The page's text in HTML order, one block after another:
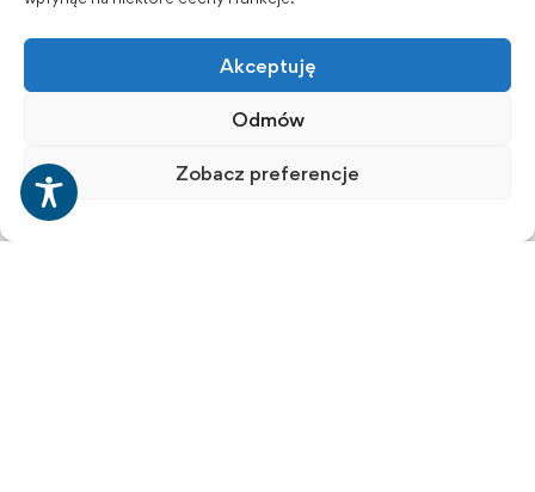
Akceptuję
Odmów
Zobacz preferencje